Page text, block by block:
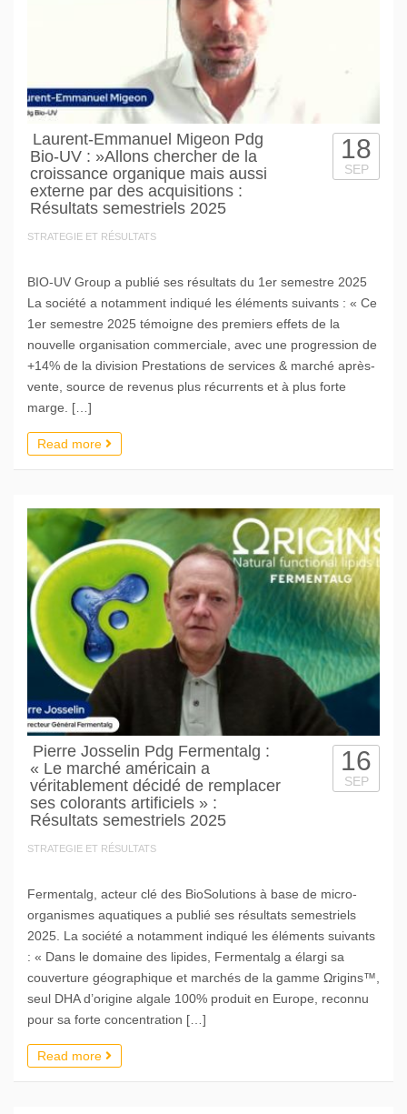
Laurent-Emmanuel Migeon Pdg
Bio-UV : »Allons chercher de la
croissance organique mais aussi
externe par des acquisitions :
Résultats semestriels 2025
STRATEGIE ET RÉSULTATS
18
SEP
BIO-UV Group a publié ses résultats du 1er semestre 2025
La société a notamment indiqué les éléments suivants : « Ce
1er semestre 2025 témoigne des premiers effets de la
nouvelle organisation commerciale, avec une progression de
+14% de la division Prestations de services & marché après-
vente, source de revenus plus récurrents et à plus forte
marge. […]
Read more
Pierre Josselin Pdg Fermentalg :
« Le marché américain a
véritablement décidé de remplacer
ses colorants artificiels » :
Résultats semestriels 2025
STRATEGIE ET RÉSULTATS
16
SEP
Fermentalg, acteur clé des BioSolutions à base de micro-
organismes aquatiques a publié ses résultats semestriels
2025. La société a notamment indiqué les éléments suivants
: « Dans le domaine des lipides, Fermentalg a élargi sa
couverture géographique et marchés de la gamme Ωrigins™,
seul DHA d’origine algale 100% produit en Europe, reconnu
pour sa forte concentration […]
Read more